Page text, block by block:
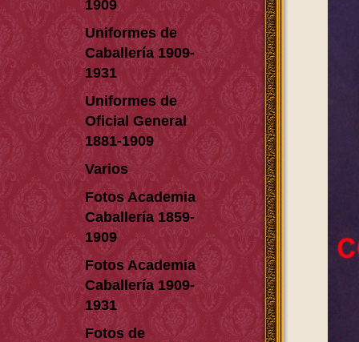
1909
Uniformes de
Caballería 1909-
1931
Uniformes de
Oficial General
1881-1909
Varios
Fotos Academia
Caballería 1859-
1909
Fotos Academia
Caballería 1909-
1931
Fotos de